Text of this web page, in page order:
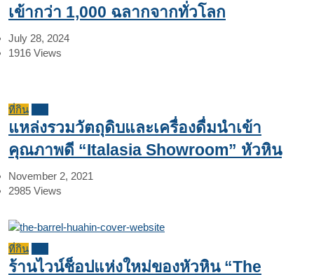
เข้ากว่า 1,000 ฉลากจากทั่วโลก
July 28, 2024
1916 Views
ที่กิน
แหล่งรวมวัตถุดิบและเครื่องดื่มนำเข้า
คุณภาพดี “Italasia Showroom” หัวหิน
November 2, 2021
2985 Views
ที่กิน
ร้านไวน์ช็อปแห่งใหม่ของหัวหิน “The